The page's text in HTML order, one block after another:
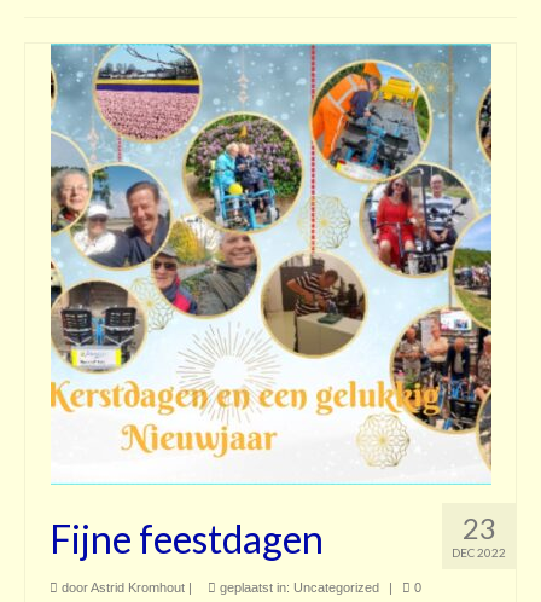
23
DEC 2022
Fijne feestdagen
doorAstrid Kromhout | geplaatst in: Uncategorized | 0